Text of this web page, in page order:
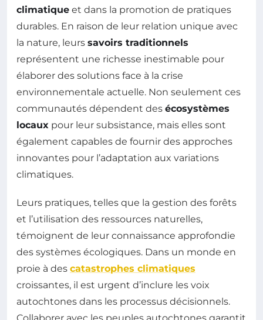
climatique et dans la promotion de pratiques
durables. En raison de leur relation unique avec
la nature, leurs savoirs traditionnels
représentent une richesse inestimable pour
élaborer des solutions face à la crise
environnementale actuelle. Non seulement ces
communautés dépendent des écosystèmes
locaux pour leur subsistance, mais elles sont
également capables de fournir des approches
innovantes pour l’adaptation aux variations
climatiques.
Leurs pratiques, telles que la gestion des forêts
et l’utilisation des ressources naturelles,
témoignent de leur connaissance approfondie
des systèmes écologiques. Dans un monde en
proie à des catastrophes climatiques
croissantes, il est urgent d’inclure les voix
autochtones dans les processus décisionnels.